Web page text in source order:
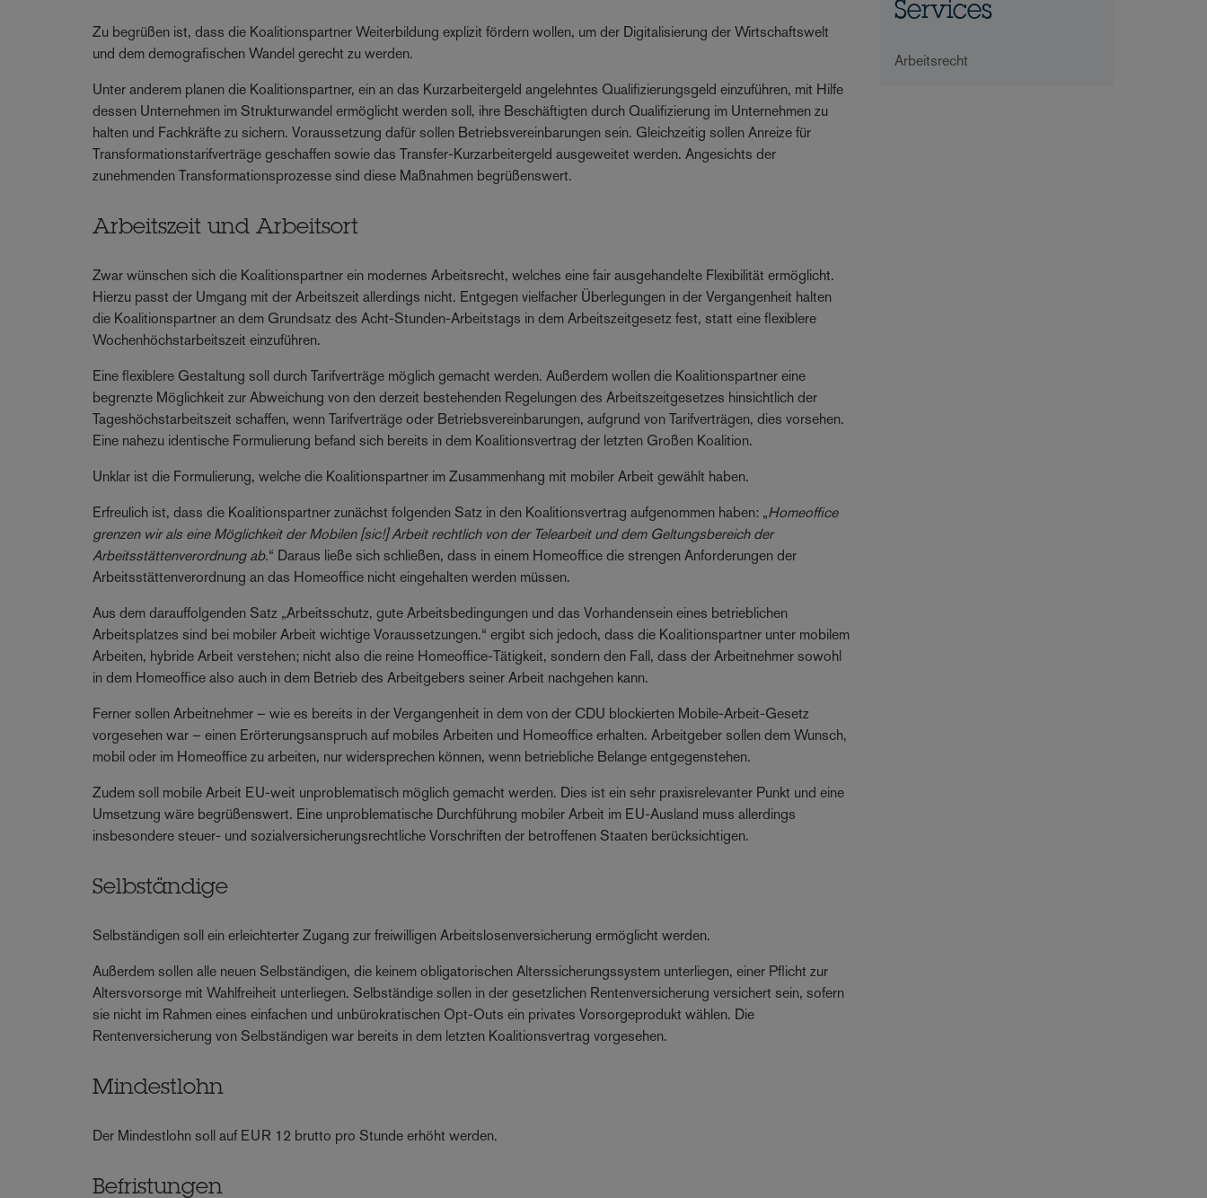
Zu begrüßen ist, dass die Koalitionspartner Weiterbildung explizit fördern wollen, um der Digitalisierung der Wirtschaftswelt
und dem demografischen Wandel gerecht zu werden.
Unter anderem planen die Koalitionspartner, ein an das Kurzarbeitergeld angelehntes Qualifizierungsgeld einzuführen, mit Hilfe
dessen Unternehmen im Strukturwandel ermöglicht werden soll, ihre Beschäftigten durch Qualifizierung im Unternehmen zu
halten und Fachkräfte zu sichern. Voraussetzung dafür sollen Betriebsvereinbarungen sein. Gleichzeitig sollen Anreize für
Transformationstarifverträge geschaffen sowie das Transfer-Kurzarbeitergeld ausgeweitet werden. Angesichts der
zunehmenden Transformationsprozesse sind diese Maßnahmen begrüßenswert.
Arbeitszeit und Arbeitsort
Zwar wünschen sich die Koalitionspartner ein modernes Arbeitsrecht, welches eine fair ausgehandelte Flexibilität ermöglicht.
Hierzu passt der Umgang mit der Arbeitszeit allerdings nicht. Entgegen vielfacher Überlegungen in der Vergangenheit halten
die Koalitionspartner an dem Grundsatz des Acht-Stunden-Arbeitstags in dem Arbeitszeitgesetz fest, statt eine flexiblere
Wochenhöchstarbeitszeit einzuführen.
Eine flexiblere Gestaltung soll durch Tarifverträge möglich gemacht werden. Außerdem wollen die Koalitionspartner eine
begrenzte Möglichkeit zur Abweichung von den derzeit bestehenden Regelungen des Arbeitszeitgesetzes hinsichtlich der
Tageshöchstarbeitszeit schaffen, wenn Tarifverträge oder Betriebsvereinbarungen, aufgrund von Tarifverträgen, dies vorsehen.
Eine nahezu identische Formulierung befand sich bereits in dem Koalitionsvertrag der letzten Großen Koalition.
Unklar ist die Formulierung, welche die Koalitionspartner im Zusammenhang mit mobiler Arbeit gewählt haben.
Erfreulich ist, dass die Koalitionspartner zunächst folgenden Satz in den Koalitionsvertrag aufgenommen haben: „Homeoffice
grenzen wir als eine Möglichkeit der Mobilen [sic!] Arbeit rechtlich von der Telearbeit und dem Geltungsbereich der
Arbeitsstättenverordnung ab.“ Daraus ließe sich schließen, dass in einem Homeoffice die strengen Anforderungen der
Arbeitsstättenverordnung an das Homeoffice nicht eingehalten werden müssen.
Aus dem darauffolgenden Satz „Arbeitsschutz, gute Arbeitsbedingungen und das Vorhandensein eines betrieblichen
Arbeitsplatzes sind bei mobiler Arbeit wichtige Voraussetzungen.“ ergibt sich jedoch, dass die Koalitionspartner unter mobilem
Arbeiten, hybride Arbeit verstehen; nicht also die reine Homeoffice-Tätigkeit, sondern den Fall, dass der Arbeitnehmer sowohl
in dem Homeoffice also auch in dem Betrieb des Arbeitgebers seiner Arbeit nachgehen kann.
Ferner sollen Arbeitnehmer – wie es bereits in der Vergangenheit in dem von der CDU blockierten Mobile-Arbeit-Gesetz
vorgesehen war – einen Erörterungsanspruch auf mobiles Arbeiten und Homeoffice erhalten. Arbeitgeber sollen dem Wunsch,
mobil oder im Homeoffice zu arbeiten, nur widersprechen können, wenn betriebliche Belange entgegenstehen.
Zudem soll mobile Arbeit EU-weit unproblematisch möglich gemacht werden. Dies ist ein sehr praxisrelevanter Punkt und eine
Umsetzung wäre begrüßenswert. Eine unproblematische Durchführung mobiler Arbeit im EU-Ausland muss allerdings
insbesondere steuer- und sozialversicherungsrechtliche Vorschriften der betroffenen Staaten berücksichtigen.
Selbständige
Selbständigen soll ein erleichterter Zugang zur freiwilligen Arbeitslosenversicherung ermöglicht werden.
Außerdem sollen alle neuen Selbständigen, die keinem obligatorischen Alterssicherungssystem unterliegen, einer Pflicht zur
Altersvorsorge mit Wahlfreiheit unterliegen. Selbständige sollen in der gesetzlichen Rentenversicherung versichert sein, sofern
sie nicht im Rahmen eines einfachen und unbürokratischen Opt-Outs ein privates Vorsorgeprodukt wählen. Die
Rentenversicherung von Selbständigen war bereits in dem letzten Koalitionsvertrag vorgesehen.
Mindestlohn
Der Mindestlohn soll auf EUR 12 brutto pro Stunde erhöht werden.
Befristungen
Services
Arbeitsrecht